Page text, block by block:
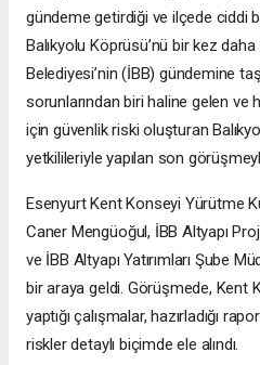
gündeme getirdiği ve ilçede ciddi
Balıkyolu Köprüsü’nü bir kez
Belediyesi’nin (İBB) gündemine
sorunlarından biri haline gelen ve
için güvenlik riski oluşturan
yetkilileriyle yapılan son
Esenyurt Kent Konseyi Yürütme
Caner Mengüoğul, İBB Altyapı
ve İBB Altyapı Yatırımları Şube
bir araya geldi. Görüşmede, Kent
yaptığı çalışmalar, hazırladığı
riskler detaylı biçimde ele alındı.